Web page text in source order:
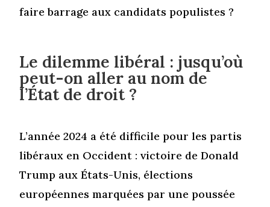
faire barrage aux candidats populistes ?
Le dilemme libéral : jusqu’où
peut-on aller au nom de
l’État de droit ?
L’année 2024 a été difficile pour les partis
libéraux en Occident : victoire de Donald
Trump aux États-Unis, élections
européennes marquées par une poussée